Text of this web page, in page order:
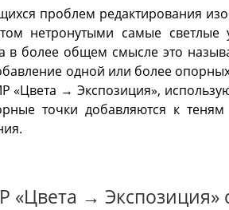
проблем редактирования
нетронутыми самые
в более общем смысле это
одной или более
«Цвета → Экспозиция»,
точки добавляются к
«Цвета →